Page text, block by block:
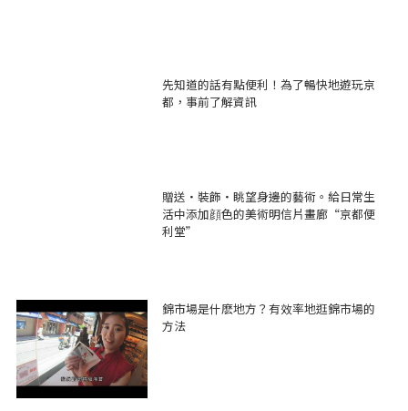
先知道的話有點便利！為了暢快地遊玩京
都，事前了解資訊
贈送・裝飾・眺望身邊的藝術。給日常生
活中添加顔色的美術明信片畫廊“京都便
利堂”
錦市場是什麽地方？有效率地逛錦市場的
方法